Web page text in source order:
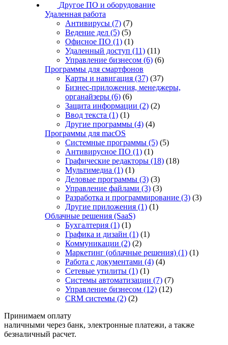
Другое ПО и оборудование
Удаленная работа
Антивирусы (7) (7)
Ведение дел (5) (5)
Офисное ПО (1) (1)
Удаленный доступ (11) (11)
Управление бизнесом (6) (6)
Программы для смартфонов
Карты и навигация (37) (37)
Бизнес-приложения, менеджеры,
органайзеры (6) (6)
Защита информации (2) (2)
Ввод текста (1) (1)
Другие программы (4) (4)
Программы для macOS
Системные программы (5) (5)
Антивирусное ПО (1) (1)
Графические редакторы (18) (18)
Мультимедиа (1) (1)
Деловые программы (3) (3)
Управление файлами (3) (3)
Разработка и программирование (3) (3)
Другие приложения (1) (1)
Облачные решения (SaaS)
Бухгалтерия (1) (1)
Графика и дизайн (1) (1)
Коммуникации (2) (2)
Маркетинг (облачные решения) (1) (1)
Работа с документами (4) (4)
Сетевые утилиты (1) (1)
Системы автоматизации (7) (7)
Управление бизнесом (12) (12)
CRM системы (2) (2)
Принимаем оплату
наличными через банк, электронные платежи, а также
безналичный расчет.